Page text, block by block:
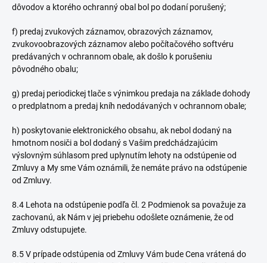
dôvodov a ktorého ochranný obal bol po dodaní porušený;
f) predaj zvukových záznamov, obrazových záznamov,
zvukovoobrazových záznamov alebo počítačového softvéru
predávaných v ochrannom obale, ak došlo k porušeniu
pôvodného obalu;
g) predaj periodickej tlače s výnimkou predaja na základe dohody
o predplatnom a predaj kníh nedodávaných v ochrannom obale;
h) poskytovanie elektronického obsahu, ak nebol dodaný na
hmotnom nosiči a bol dodaný s Vašim predchádzajúcim
výslovným súhlasom pred uplynutím lehoty na odstúpenie od
Zmluvy a My sme Vám oznámili, že nemáte právo na odstúpenie
od Zmluvy.
8.4 Lehota na odstúpenie podľa čl. 2 Podmienok sa považuje za
zachovanú, ak Nám v jej priebehu odošlete oznámenie, že od
Zmluvy odstupujete.
8.5 V prípade odstúpenia od Zmluvy Vám bude Cena vrátená do